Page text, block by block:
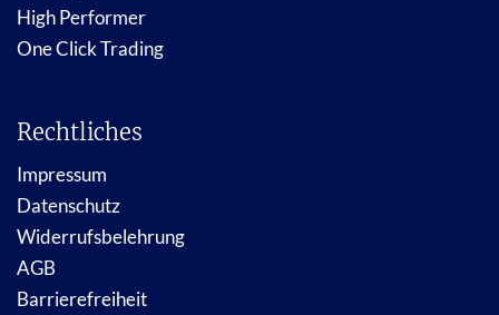
High Performer
One Click Trading
Rechtliches
Impressum
Datenschutz
Widerrufsbelehrung
AGB
Barrierefreiheit